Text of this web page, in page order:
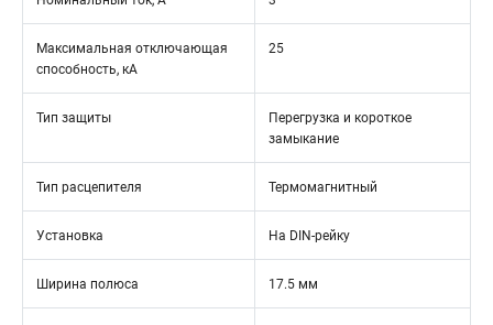
Максимальная отключающая
способность, кА
25
Тип защиты
Перегрузка и короткое
замыкание
Тип расцепителя Термомагнитный
Установка На DIN-рейку
Ширина полюса 17.5 мм